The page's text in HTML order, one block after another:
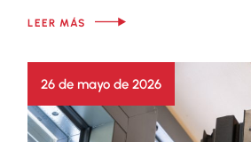
LEER MÁS
26 de mayo de 2026